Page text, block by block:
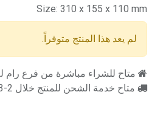
Size: 310 x 155 x 110 mm
لم يعد هذا المنتج متوفراً.
متاح للشراء مباشرة من فرع رام
متاح خدمة الشحن للمنتج خلال 2-3 ايام عمل